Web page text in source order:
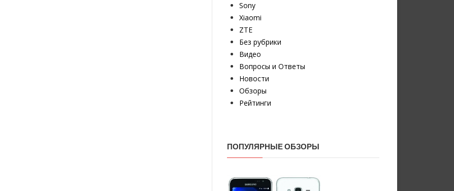
Sony
Xiaomi
ZTE
Без рубрики
Видео
Вопросы и Ответы
Новости
Обзоры
Рейтинги
ПОПУЛЯРНЫЕ ОБЗОРЫ